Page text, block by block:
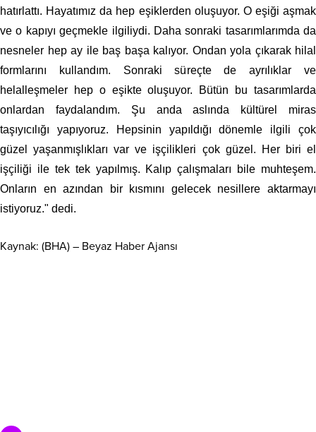
hatırlattı. Hayatımız da hep eşiklerden oluşuyor. O eşiği aşmak
ve o kapıyı geçmekle ilgiliydi. Daha sonraki tasarımlarımda da
nesneler hep ay ile baş başa kalıyor. Ondan yola çıkarak hilal
formlarını kullandım. Sonraki süreçte de ayrılıklar ve
helalleşmeler hep o eşikte oluşuyor. Bütün bu tasarımlarda
onlardan faydalandım. Şu anda aslında kültürel miras
taşıyıcılığı yapıyoruz. Hepsinin yapıldığı dönemle ilgili çok
güzel yaşanmışlıkları var ve işçilikleri çok güzel. Her biri el
işçiliği ile tek tek yapılmış. Kalıp çalışmaları bile muhteşem.
Onların en azından bir kısmını gelecek nesillere aktarmayı
istiyoruz." dedi.
Kaynak: (BHA) – Beyaz Haber Ajansı